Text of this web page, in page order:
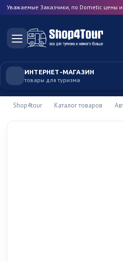
Уважаемые Заказчики, по Dometic цены
ИНТЕРНЕТ-МАГАЗИН
товары для туризма
Shop4tour Каталог товаров